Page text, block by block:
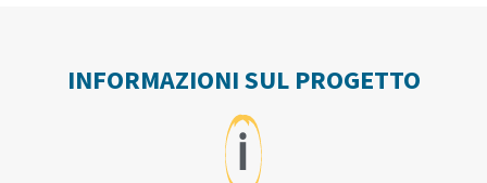
INFORMAZIONI SUL PROGETTO
ℹ️